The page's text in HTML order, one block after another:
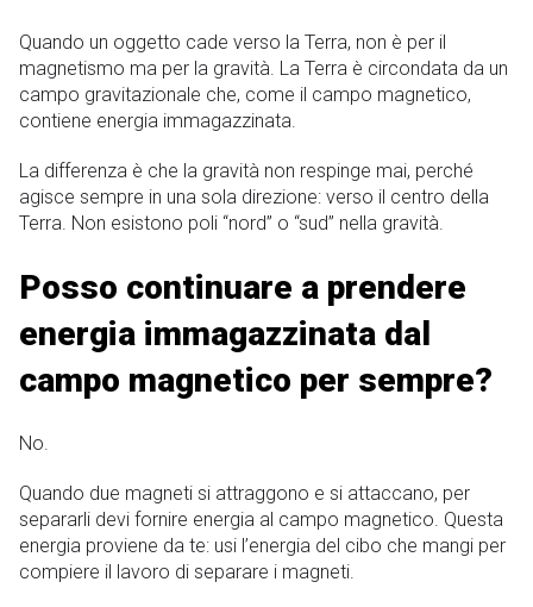
Quando un oggetto cade verso la Terra, non è per il
magnetismo ma per la gravità. La Terra è circondata da un
campo gravitazionale che, come il campo magnetico,
contiene energia immagazzinata.
La differenza è che la gravità non respinge mai, perché
agisce sempre in una sola direzione: verso il centro della
Terra. Non esistono poli “nord” o “sud” nella gravità.
Posso continuare a prendere
energia immagazzinata dal
campo magnetico per sempre?
No.
Quando due magneti si attraggono e si attaccano, per
separarli devi fornire energia al campo magnetico. Questa
energia proviene da te: usi l’energia del cibo che mangi per
compiere il lavoro di separare i magneti.